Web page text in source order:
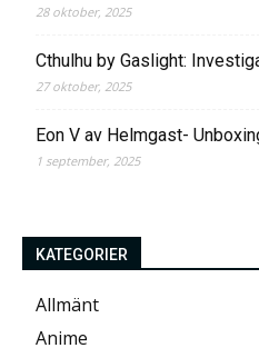
28 oktober, 2025
Cthulhu by Gaslight:
27 oktober, 2025
Eon V av Helmgast-
1 september, 2025
KATEGORIER
Allmänt
Anime